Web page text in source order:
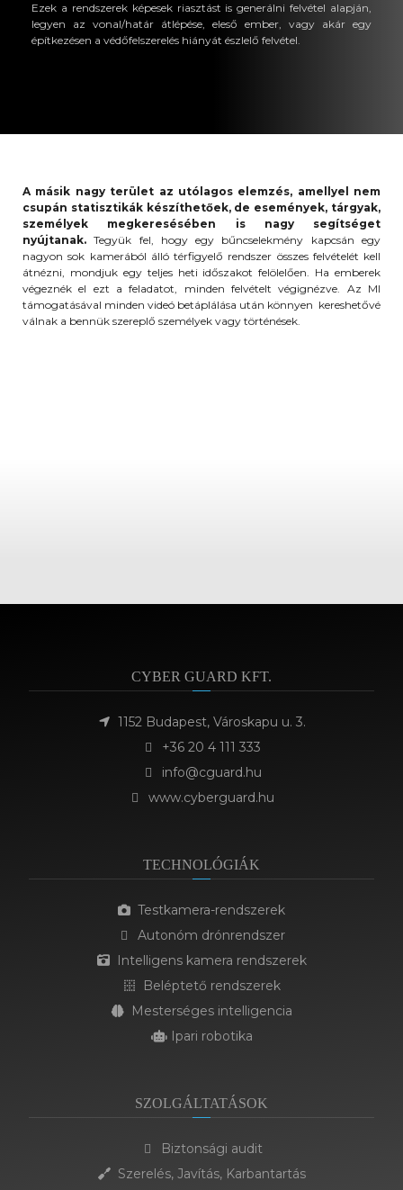
Ezek a rendszerek képesek riasztást is generálni felvétel alapján,
legyen az vonal/határ átlépése, eleső ember, vagy akár egy
építkezésen a védőfelszerelés hiányát észlelő felvétel.
A másik nagy terület az utólagos elemzés, amellyel nem
csupán statisztikák készíthetőek, de események, tárgyak,
személyek megkeresésében is nagy segítséget
nyújtanak. Tegyük fel, hogy egy bűncselekmény kapcsán egy
nagyon sok kamerából álló térfigyelő rendszer összes felvételét kell
átnézni, mondjuk egy teljes heti időszakot felölelően. Ha emberek
végeznék el ezt a feladatot, minden felvételt végignézve. Az MI
támogatásával minden videó betáplálása után könnyen kereshetővé
válnak a bennük szereplő személyek vagy történések.
CYBER GUARD KFT.
1152 Budapest, Városkapu u. 3.
+36 20 4 111 333
info@cguard.hu
www.cyberguard.hu
TECHNOLÓGIÁK
Testkamera-rendszerek
Autonóm drónrendszer
Intelligens kamera rendszerek
Beléptető rendszerek
Mesterséges intelligencia
Ipari robotika
SZOLGÁLTATÁSOK
Biztonsági audit
Szerelés, Javítás, Karbantartás